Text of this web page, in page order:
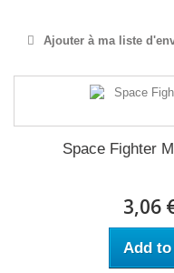
Ajouter à ma liste
Space Fighter
3,06
Add